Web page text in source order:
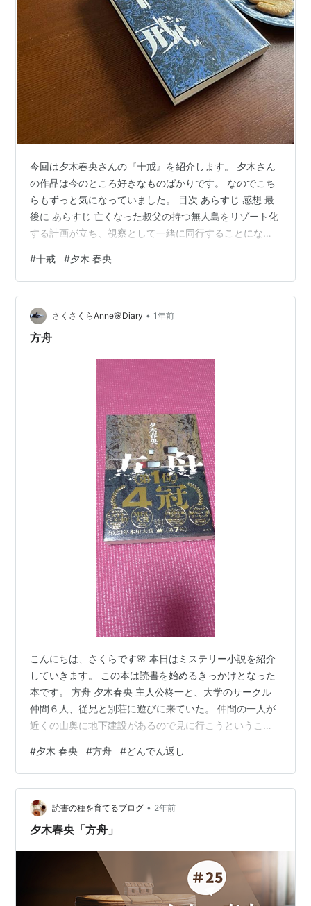
今回は夕木春央さんの『十戒』を紹介します。 夕木さん
の作品は今のところ好きなものばかりです。 なのでこち
らもずっと気になっていました。 目次 あらすじ 感想 最
後に あらすじ 亡くなった叔父の持つ無人島をリゾート化
する計画が立ち、視察として一緒に同行することになっ
された。 とりあえず翌日に通報することにしたが、そこ
から連続殺人が始まる。 犯人は十戒を残しており、そこ
には「犯人を見つけてはならない」とあった。 残された
者は無事に帰れるのか。 犯人の目的はなんなのか。 感想
最後の最後にやってるれるじゃないか！笑 夕木春央さん
#十戒 #夕木 春央
さくさくらAnne🌸Diary • 1年前
方舟
こんにちは、さくらです🌸 本日はミステリー小説を紹介
していきます。 この本は読書を始めるきっかけとなった
本です。 方舟 夕木春央 主人公柊一と、大学のサークル
仲間６人、従兄と別荘に遊びに来ていた。 仲間の一人が
近くの山奥に地下建設があるので見に行こうということ
途中迷子になった家族３人にも会い、10人で地下建設で1
日過ごすことになります。 だが朝、地震が起きて地下建
設から出られなくなってしまいます。 地下は3階まであ
り、ここを出るには地下2階にあるレバーを誰かが回さな
ければなりません。 しかし地下3階は地下水が上昇して
#夕木 春央 #方舟 #どんでん返し
読書の種を育てるブログ • 2年前
夕木春央「方舟」